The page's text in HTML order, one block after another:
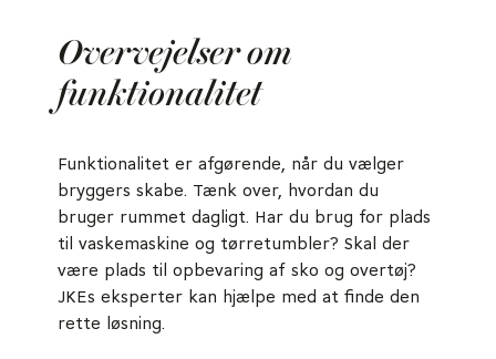
Overvejelser om
funktionalitet
Funktionalitet er afgørende, når du vælger
bryggers skabe. Tænk over, hvordan du
bruger rummet dagligt. Har du brug for plads
til vaskemaskine og tørretumbler? Skal der
være plads til opbevaring af sko og overtøj?
JKEs eksperter kan hjælpe med at finde den
rette løsning.